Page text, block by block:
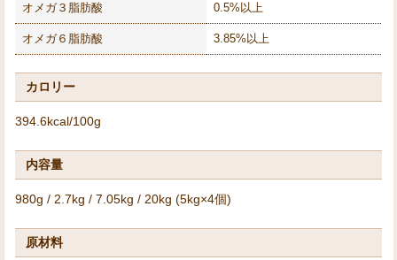
オメガ３脂肪酸 0.5%以上
オメガ６脂肪酸 3.85%以上
カロリー
394.6kcal/100g
内容量
980g / 2.7kg / 7.05kg / 20kg (5kg×4個)
原材料